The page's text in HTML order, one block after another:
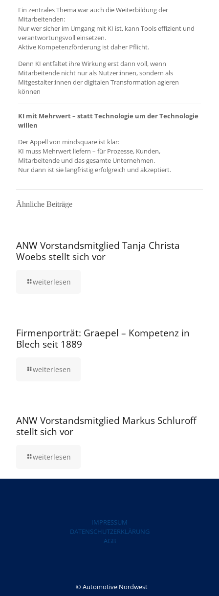
Ein zentrales Thema war auch die Weiterbildung der
Mitarbeitenden:
Nur wer sicher im Umgang mit KI ist, kann Tools effizient und
verantwortungsvoll einsetzen.
Aktive Kompetenzförderung ist daher Pflicht.
Denn KI entfaltet ihre Wirkung erst dann voll, wenn
Mitarbeitende nicht nur als Nutzer:innen, sondern als
Mitgestalter:innen der digitalen Transformation agieren
können
KI mit Mehrwert – statt Technologie um der Technologie
willen
Der Appell von mindsquare ist klar:
KI muss Mehrwert liefern – für Prozesse, Kunden,
Mitarbeitende und das gesamte Unternehmen.
Nur dann ist sie langfristig erfolgreich und akzeptiert.
Ähnliche Beiträge
ANW Vorstandsmitglied Tanja Christa
Woebs stellt sich vor
weiterlesen
Firmenporträt: Graepel – Kompetenz in
Blech seit 1889
weiterlesen
ANW Vorstandsmitglied Markus Schluroff
stellt sich vor
weiterlesen
IMPRESSUM
DATENSCHUTZERKLÄRUNG
AGB
© Automotive Nordwest